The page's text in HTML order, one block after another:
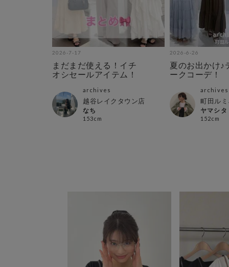
2026-7-17
まだまだ使える！イチ
オシセールアイテム！
archives
越谷レイクタウン店
なち
153cm
2026-6-26
夏のお出かけ♪
ークコーデ！
archives
町田ル
ヤマシタ
152cm